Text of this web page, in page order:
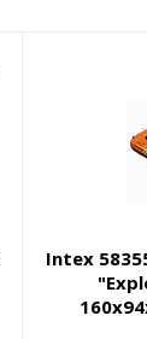
Intex